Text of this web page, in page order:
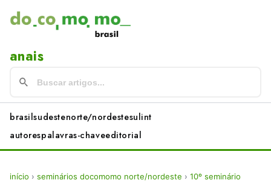
anais
brasilsudestenorte/nordestesulint
autorespalavras-chaveeditorial
início › seminários docomomo norte/nordeste › 10º seminário